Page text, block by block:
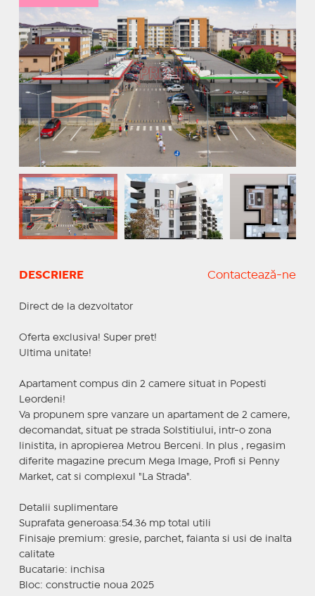
DESCRIERE Contactează-ne
Direct de la dezvoltator
Oferta exclusiva! Super pret!
Ultima unitate!
Apartament compus din 2 camere situat in Popesti
Leordeni!
Va propunem spre vanzare un apartament de 2 camere,
decomandat, situat pe strada Solstitiului, intr-o zona
linistita, in apropierea Metrou Berceni. In plus , regasim
diferite magazine precum Mega Image, Profi si Penny
Market, cat si complexul "La Strada".
Detalii suplimentare
Suprafata generoasa:54.36 mp total utili
Finisaje premium: gresie, parchet, faianta si usi de inalta
calitate
Bucatarie: inchisa
Bloc: constructie noua 2025